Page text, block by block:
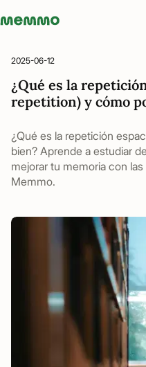
Memmo - AI-verktyg och digital
2025-06-12
¿Qué es la
repetition) y cómo
¿Qué es la repetición
bien? Aprende a estudiar
mejorar tu memoria con
Memmo.